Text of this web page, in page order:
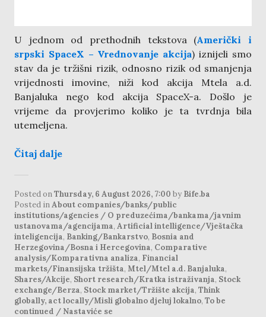
U jednom od prethodnih tekstova (Američki i
srpski SpaceX – Vrednovanje akcija) iznijeli smo
stav da je tržišni rizik, odnosno rizik od smanjenja
vrijednosti imovine, niži kod akcija Mtela a.d.
Banjaluka nego kod akcija SpaceX-a. Došlo je
vrijeme da provjerimo koliko je ta tvrdnja bila
utemeljena.
Čitaj dalje
Posted onThursday, 6 August 2026, 7:00 by Bife.ba
Posted inAbout companies/banks/public
institutions/agencies / O preduzećima/bankama/javnim
ustanovama/agencijama, Artificial intelligence/Vještačka
inteligencija, Banking/Bankarstvo, Bosnia and
Herzegovina/Bosna i Hercegovina, Comparative
analysis/Komparativna analiza, Financial
markets/Finansijska tržišta, Mtel/Mtel a.d. Banjaluka,
Shares/Akcije, Short research/Kratka istraživanja, Stock
exchange/Berza, Stock market/Tržište akcija, Think
globally, act locally/Misli globalno djeluj lokalno, To be
continued / Nastaviće se